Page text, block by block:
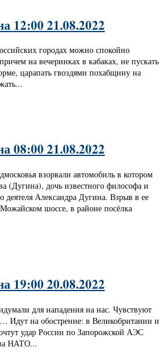
12:00 21.08.2022
городах можно спокойно
на вечеринках в кабаках, не пускать
царапать гвоздями похабщину на
08:00 21.08.2022
взорвали автомобиль в котором
(Дугина), дочь известного философа и
деятеля Александра Дугина. Взрыв в ее
шоссе, в районе посёлка
19:00 20.08.2022
для нападения на нас. Чувствуют
Идут на обострение: в Великобритании и
удар России по Запорожской АЭС
НАТО...